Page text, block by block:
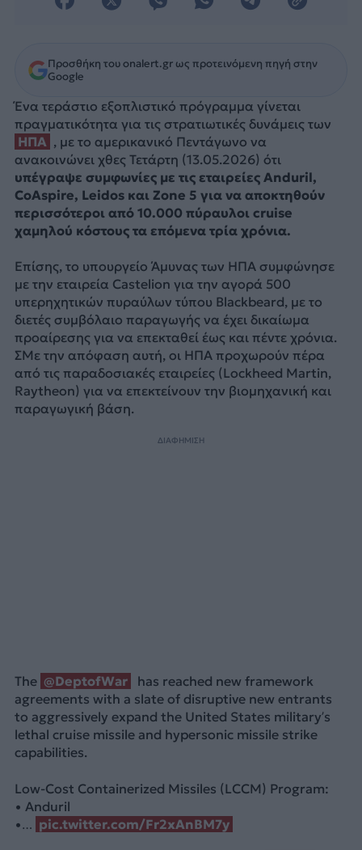
Προσθήκη του onalert.gr ως προτεινόμενη πηγή στην
Google
Ένα τεράστιο εξοπλιστικό πρόγραμμα γίνεται
πραγματικότητα για τις στρατιωτικές δυνάμεις των
ΗΠΑ , με το αμερικανικό Πεντάγωνο να
ανακοινώνει χθες Τετάρτη (13.05.2026) ότι
υπέγραψε συμφωνίες με τις εταιρείες Anduril,
CoAspire, Leidos και Zone 5 για να αποκτηθούν
περισσότεροι από 10.000 πύραυλοι cruise
χαμηλού κόστους τα επόμενα τρία χρόνια.
Επίσης, το υπουργείο Άμυνας των ΗΠΑ συμφώνησε
με την εταιρεία Castelion για την αγορά 500
υπερηχητικών πυραύλων τύπου Blackbeard, με το
διετές συμβόλαιο παραγωγής να έχει δικαίωμα
προαίρεσης για να επεκταθεί έως και πέντε χρόνια.
ΣΜε την απόφαση αυτή, οι ΗΠΑ προχωρούν πέρα
από τις παραδοσιακές εταιρείες (Lockheed Martin,
Raytheon) για να επεκτείνουν την βιομηχανική και
παραγωγική βάση.
ΔΙΑΦΗΜΙΣΗ
The @DeptofWar
has reached new framework
agreements with a slate of disruptive new entrants
to aggressively expand the United States military’s
lethal cruise missile and hypersonic missile strike
capabilities.
Low-Cost Containerized Missiles (LCCM) Program:
• Anduril
•… pic.twitter.com/Fr2xAnBM7y